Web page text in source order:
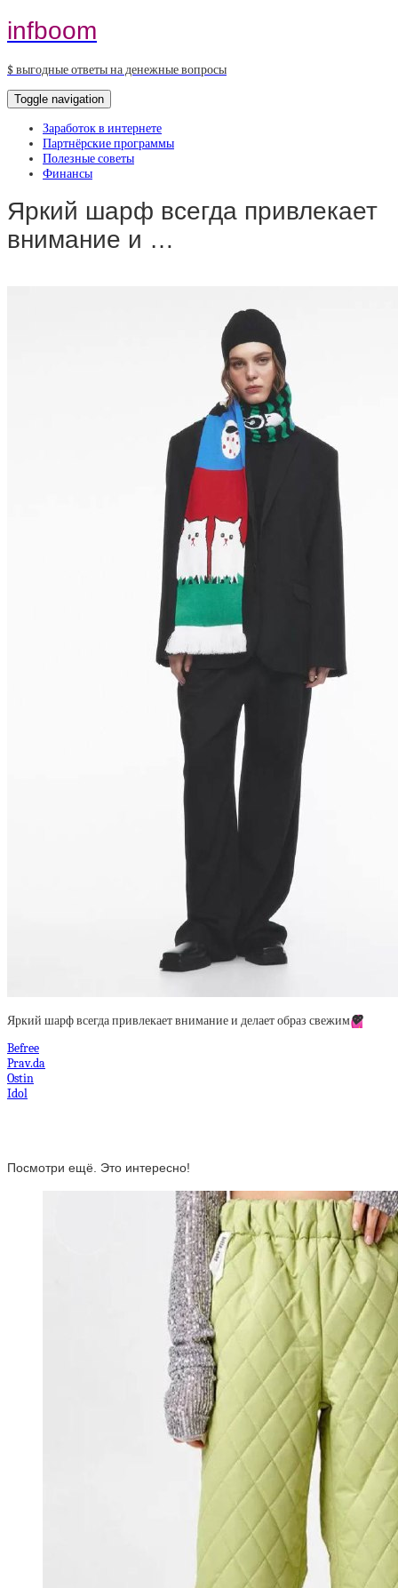
infboom
$ выгодные ответы на денежные вопросы
Toggle navigation
Заработок в интернете
Партнёрские программы
Полезные советы
Финансы
Яркий шарф всегда привлекает
внимание и …
Яркий шарф всегда привлекает внимание и делает образ свежим💖
Befree
Prav.da
Ostin
Idol
Посмотри ещё. Это интересно!